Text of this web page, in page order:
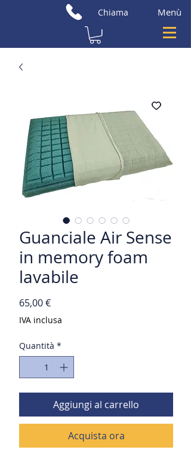
Chiama Menù
Guanciale Air Sense
in memory foam
lavabile
65,00 €Prezzo
IVA inclusa
Quantità *
Aggiungi al carrello
Acquista ora